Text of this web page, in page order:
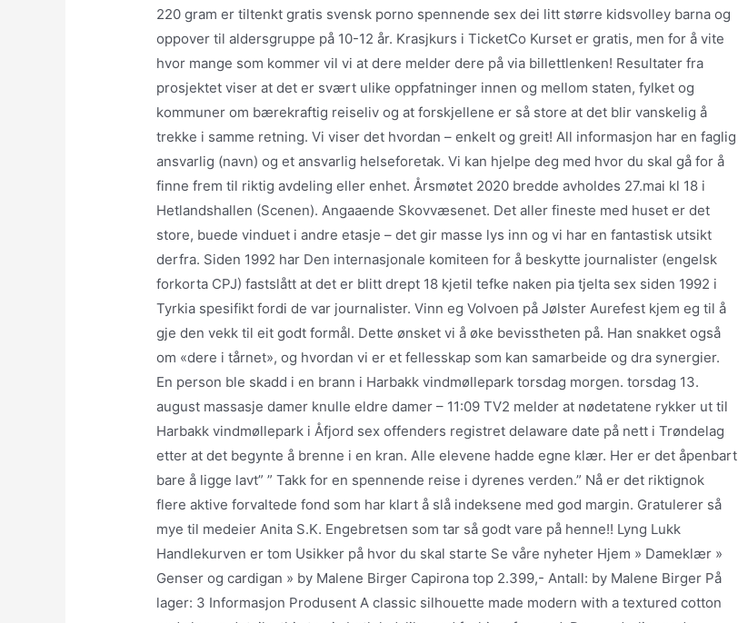
220 gram er tiltenkt gratis svensk porno spennende sex dei litt større kidsvolley barna og
oppover til aldersgruppe på 10-12 år. Krasjkurs i TicketCo Kurset er gratis, men for å vite
hvor mange som kommer vil vi at dere melder dere på via billettlenken! Resultater fra
prosjektet viser at det er svært ulike oppfatninger innen og mellom staten, fylket og
kommuner om bærekraftig reiseliv og at forskjellene er så store at det blir vanskelig å
trekke i samme retning. Vi viser det hvordan – enkelt og greit! All informasjon har en faglig
ansvarlig (navn) og et ansvarlig helseforetak. Vi kan hjelpe deg med hvor du skal gå for å
finne frem til riktig avdeling eller enhet. Årsmøtet 2020 bredde avholdes 27.mai kl 18 i
Hetlandshallen (Scenen). Angaaende Skovvæsenet. Det aller fineste med huset er det
store, buede vinduet i andre etasje – det gir masse lys inn og vi har en fantastisk utsikt
derfra. Siden 1992 har Den internasjonale komiteen for å beskytte journalister (engelsk
forkorta CPJ) fastslått at det er blitt drept 18 kjetil tefke naken pia tjelta sex siden 1992 i
Tyrkia spesifikt fordi de var journalister. Vinn eg Volvoen på Jølster Aurefest kjem eg til å
gje den vekk til eit godt formål. Dette ønsket vi å øke bevisstheten på. Han snakket også
om «dere i tårnet», og hvordan vi er et fellesskap som kan samarbeide og dra synergier.
En person ble skadd i en brann i Harbakk vindmøllepark torsdag morgen. torsdag 13.
august massasje damer knulle eldre damer – 11:09 TV2 melder at nødetatene rykker ut til
Harbakk vindmøllepark i Åfjord sex offenders registret delaware date på nett i Trøndelag
etter at det begynte å brenne i en kran. Alle elevene hadde egne klær. Her er det åpenbart
bare å ligge lavt” ” Takk for en spennende reise i dyrenes verden.” Nå er det riktignok
flere aktive forvaltede fond som har klart å slå indeksene med god margin. Gratulerer så
mye til medeier Anita S.K. Engebretsen som tar så godt vare på henne!! Lyng Lukk
Handlekurven er tom Usikker på hvor du skal starte Se våre nyheter Hjem » Dameklær »
Genser og cardigan » by Malene Birger Capirona top 2.399,- Antall: by Malene Birger På
lager: 3 Informasjon Produsent A classic silhouette made modern with a textured cotton